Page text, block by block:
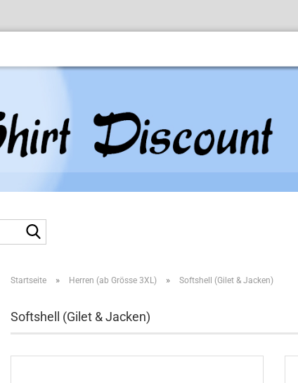
Startseite » Herren (ab Grösse 3XL) » Softshell (Gilet & Jacken)
Softshell (Gilet & Jacken)